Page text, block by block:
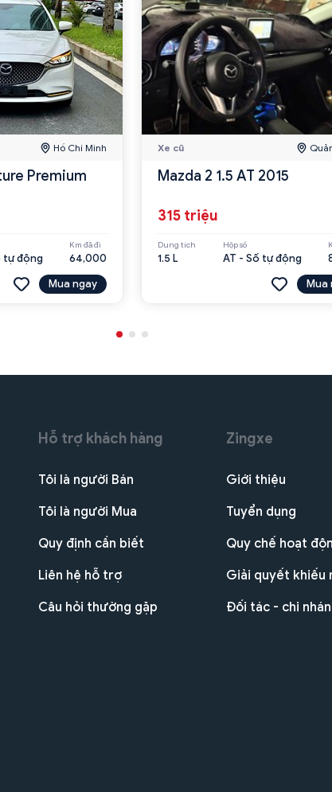
Hồ Chí Minh
Premium
tự động
Km đã đi
64,000
Mua ngay
Xe cũ
Mazda 2 1.5 AT 2015
315 triệu
Dung tích
1.5 L
Hộp số
AT - Số tự động
Mua
Hỗ trợ khách hàng
Tôi là người Bán
Tôi là người Mua
Quy định cần biết
Liên hệ hỗ trợ
Câu hỏi thường gặp
Zingxe
Giới thiệu
Tuyển dụng
Quy chế hoạt
Giải quyết khiếu
Đối tác - chi